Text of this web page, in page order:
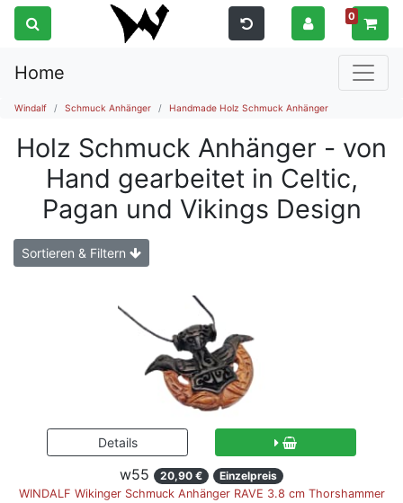
0
Home
Windalf Schmuck Anhänger Handmade Holz Schmuck Anhänger
Holz Schmuck Anhänger - von
Hand gearbeitet in Celtic,
Pagan und Vikings Design
Sortieren & Filtern
w55 20,90 €
Einzelpreis
WINDALF Wikinger Schmuck Anhänger RAVE 3.8 cm Thorshammer